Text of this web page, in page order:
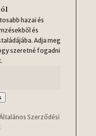
hazai és
és
Adja meg
szeretné fogadni
Szerződési